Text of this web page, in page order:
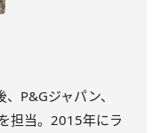
P&Gジャパン、
担当。2015年にラ